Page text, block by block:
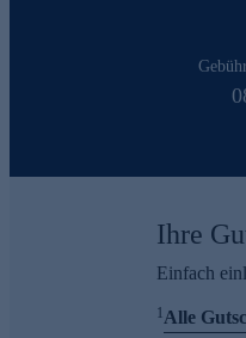
Ihre
Einfach
1Alle